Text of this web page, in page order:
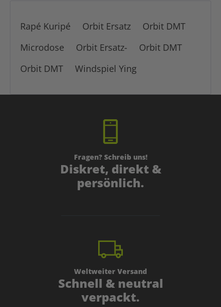
Rapé Kuripé Orbit Ersatz
Orbit DMT
Microdose
Orbit Ersatz-
Orbit DMT
Orbit DMT
Windspiel Ying
Fragen? Schreib uns!
Diskret, direkt &
persönlich.
Weltweiter Versand
Schnell & neutral
verpackt.